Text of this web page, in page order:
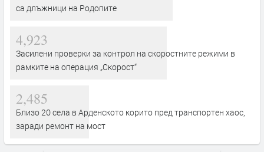
са длъжници на Родопите
4,923
Засилени проверки за контрол на скоростните режими в
рамките на операция „Скорост“
2,485
Близо 20 села в Арденското корито пред транспортен хаос,
заради ремонт на мост